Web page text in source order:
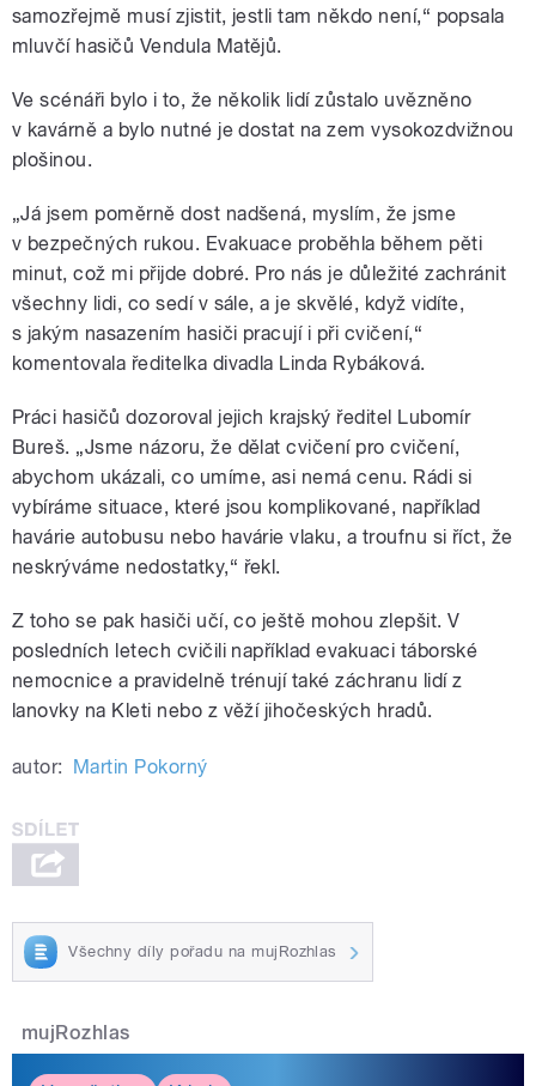
samozřejmě musí zjistit, jestli tam někdo není,“ popsala
mluvčí hasičů Vendula Matějů.
Ve scénáři bylo i to, že několik lidí zůstalo uvězněno
v kavárně a bylo nutné je dostat na zem vysokozdvižnou
plošinou.
„Já jsem poměrně dost nadšená, myslím, že jsme
v bezpečných rukou. Evakuace proběhla během pěti
minut, což mi přijde dobré. Pro nás je důležité zachránit
všechny lidi, co sedí v sále, a je skvělé, když vidíte,
s jakým nasazením hasiči pracují i při cvičení,“
komentovala ředitelka divadla Linda Rybáková.
Práci hasičů dozoroval jejich krajský ředitel Lubomír
Bureš. „Jsme názoru, že dělat cvičení pro cvičení,
abychom ukázali, co umíme, asi nemá cenu. Rádi si
vybíráme situace, které jsou komplikované, například
havárie autobusu nebo havárie vlaku, a troufnu si říct, že
neskrýváme nedostatky,“ řekl.
Z toho se pak hasiči učí, co ještě mohou zlepšit. V
posledních letech cvičili například evakuaci táborské
nemocnice a pravidelně trénují také záchranu lidí z
lanovky na Kleti nebo z věží jihočeských hradů.
autor: Martin Pokorný
Všechny díly pořadu na mujRozhlas
mujRozhlas